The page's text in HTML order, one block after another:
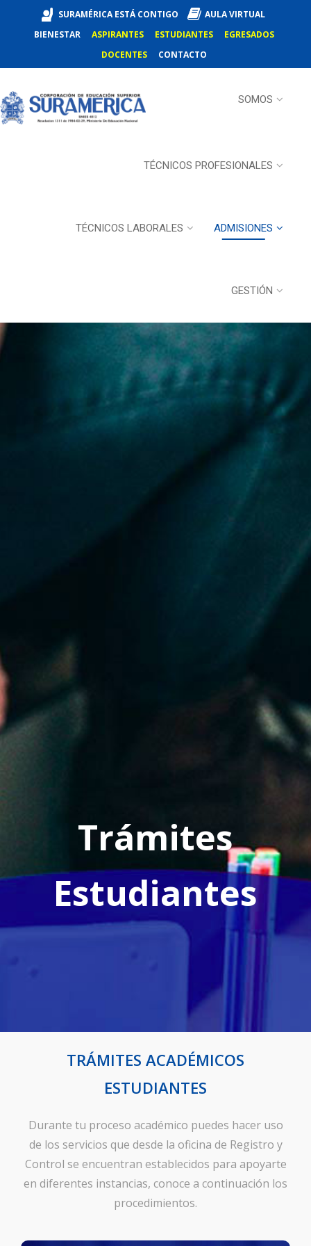
SURAMÉRICA ESTÁ CONTIGO
AULA VIRTUAL
BIENESTAR
ASPIRANTES ESTUDIANTES
EGRESADOS
DOCENTES
CONTACTO
SOMOS
TÉCNICOS PROFESIONALES
TÉCNICOS LABORALES ADMISIONES
GESTIÓN
Trámites
Estudiantes
TRÁMITES ACADÉMICOS
ESTUDIANTES
Durante tu proceso académico puedes hacer uso
de los servicios que desde la oficina de Registro y
Control se encuentran establecidos para apoyarte
en diferentes instancias, conoce a continuación los
procedimientos.